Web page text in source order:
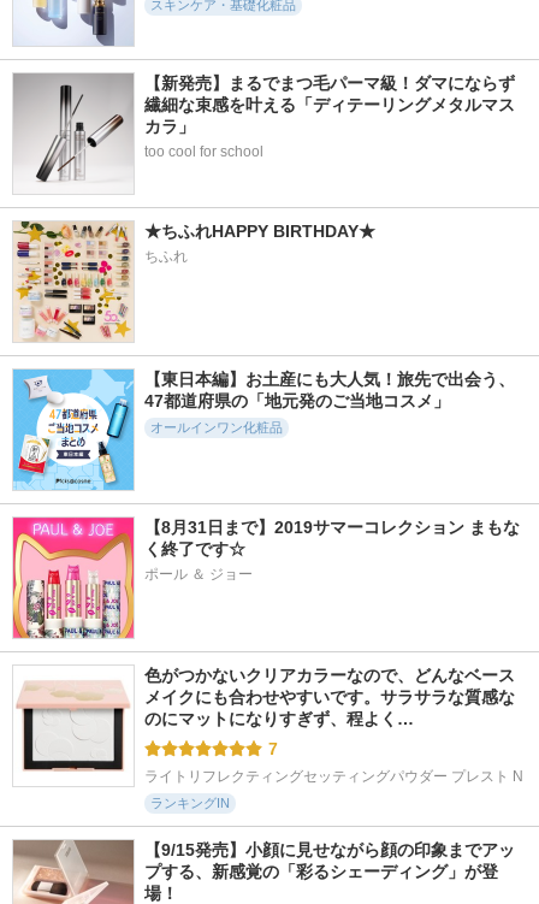
スキンケア・基礎化粧品
【新発売】まるでまつ毛パーマ級！ダマにならず
繊細な束感を叶える「ディテーリングメタルマス
カラ」
too cool for school
★ちふれHAPPY BIRTHDAY★
ちふれ
【東日本編】お土産にも大人気！旅先で出会う、
47都道府県の「地元発のご当地コスメ」
オールインワン化粧品
【8月31日まで】2019サマーコレクション まもな
く終了です☆
ポール ＆ ジョー
色がつかないクリアカラーなので、どんなベース
メイクにも合わせやすいです。サラサラな質感な
のにマットになりすぎず、程よく…
7
ライトリフレクティングセッティングパウダー プレスト N
ランキングIN
【9/15発売】小顔に見せながら顔の印象までアッ
プする、新感覚の「彩るシェーディング」が登
場！